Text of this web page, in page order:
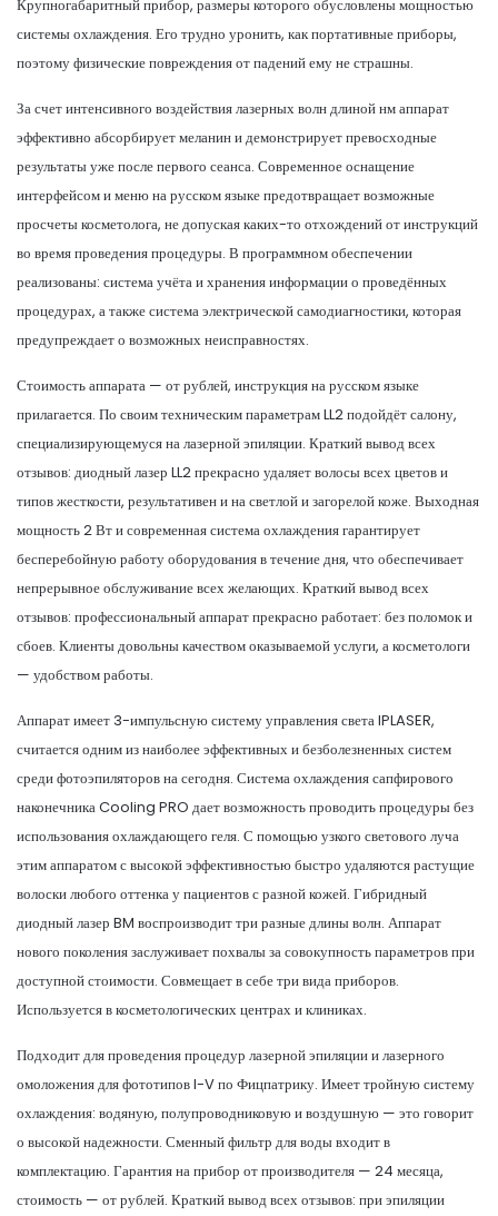
Крупногабаритный прибор, размеры которого обусловлены мощностью
системы охлаждения. Его трудно уронить, как портативные приборы,
поэтому физические повреждения от падений ему не страшны.
За счет интенсивного воздействия лазерных волн длиной нм аппарат
эффективно абсорбирует меланин и демонстрирует превосходные
результаты уже после первого сеанса. Современное оснащение
интерфейсом и меню на русском языке предотвращает возможные
просчеты косметолога, не допуская каких-то отхождений от инструкций
во время проведения процедуры. В программном обеспечении
реализованы: система учёта и хранения информации о проведённых
процедурах, а также система электрической самодиагностики, которая
предупреждает о возможных неисправностях.
Стоимость аппарата — от рублей, инструкция на русском языке
прилагается. По своим техническим параметрам LL2 подойдёт салону,
специализирующемуся на лазерной эпиляции. Краткий вывод всех
отзывов: диодный лазер LL2 прекрасно удаляет волосы всех цветов и
типов жесткости, результативен и на светлой и загорелой коже. Выходная
мощность 2 Вт и современная система охлаждения гарантирует
бесперебойную работу оборудования в течение дня, что обеспечивает
непрерывное обслуживание всех желающих. Краткий вывод всех
отзывов: профессиональный аппарат прекрасно работает: без поломок и
сбоев. Клиенты довольны качеством оказываемой услуги, а косметологи
— удобством работы.
Аппарат имеет 3-импульсную систему управления света IPLASER,
считается одним из наиболее эффективных и безболезненных систем
среди фотоэпиляторов на сегодня. Система охлаждения сапфирового
наконечника Cooling PRO дает возможность проводить процедуры без
использования охлаждающего геля. С помощью узкого светового луча
этим аппаратом с высокой эффективностью быстро удаляются растущие
волоски любого оттенка у пациентов с разной кожей. Гибридный
диодный лазер BM воспроизводит три разные длины волн. Аппарат
нового поколения заслуживает похвалы за совокупность параметров при
доступной стоимости. Совмещает в себе три вида приборов.
Используется в косметологических центрах и клиниках.
Подходит для проведения процедур лазерной эпиляции и лазерного
омоложения для фототипов I-V по Фицпатрику. Имеет тройную систему
охлаждения: водяную, полупроводниковую и воздушную — это говорит
о высокой надежности. Сменный фильтр для воды входит в
комплектацию. Гарантия на прибор от производителя — 24 месяца,
стоимость — от рублей. Краткий вывод всех отзывов: при эпиляции